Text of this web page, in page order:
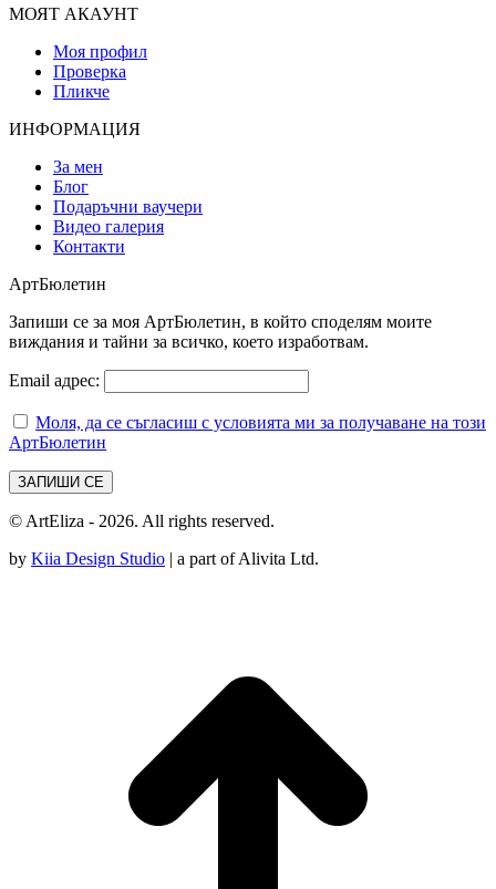
МОЯТ АКАУНТ
Моя профил
Проверка
Пликче
ИНФОРМАЦИЯ
За мен
Блог
Подаръчни ваучери
Видео галерия
Контакти
АртБюлетин
Запиши се за моя АртБюлетин, в който споделям моите
виждания и тайни за всичко, което изработвам.
Email адрес:
Моля, да се съгласиш с условията ми за получаване на този
АртБюлетин
© ArtEliza - 2026. All rights reserved.
by Kiia Design Studio | a part of Alivita Ltd.